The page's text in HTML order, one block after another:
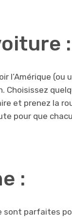
:
l’Amérique (ou
Choisissez
et prenez la
pour que
:
sont parfaites